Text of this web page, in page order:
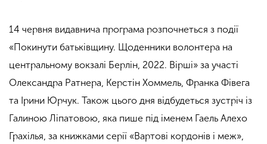
14 червня видавнича програма розпочнеться з події
«Покинути батьківщину. Щоденники волонтера на
центральному вокзалі Берлін, 2022. Вірші» за участі
Олександра Ратнера, Керстін Хоммель, Франка Фівега
та Ірини Юрчук. Також цього дня відбудеться зустріч із
Галиною Ліпатовою, яка пише під іменем Гаель Алехо
Грахілья, за книжками серії «Вартові кордонів і меж»,